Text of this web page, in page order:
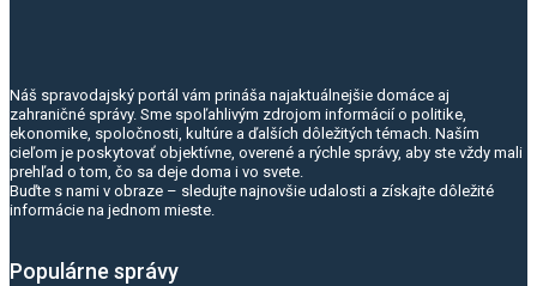
Náš spravodajský portál vám prináša najaktuálnejšie domáce aj
zahraničné správy. Sme spoľahlivým zdrojom informácií o politike,
ekonomike, spoločnosti, kultúre a ďalších dôležitých témach. Naším
cieľom je poskytovať objektívne, overené a rýchle správy, aby ste vždy mali
prehľad o tom, čo sa deje doma i vo svete.
Buďte s nami v obraze – sledujte najnovšie udalosti a získajte dôležité
informácie na jednom mieste.
Populárne správy